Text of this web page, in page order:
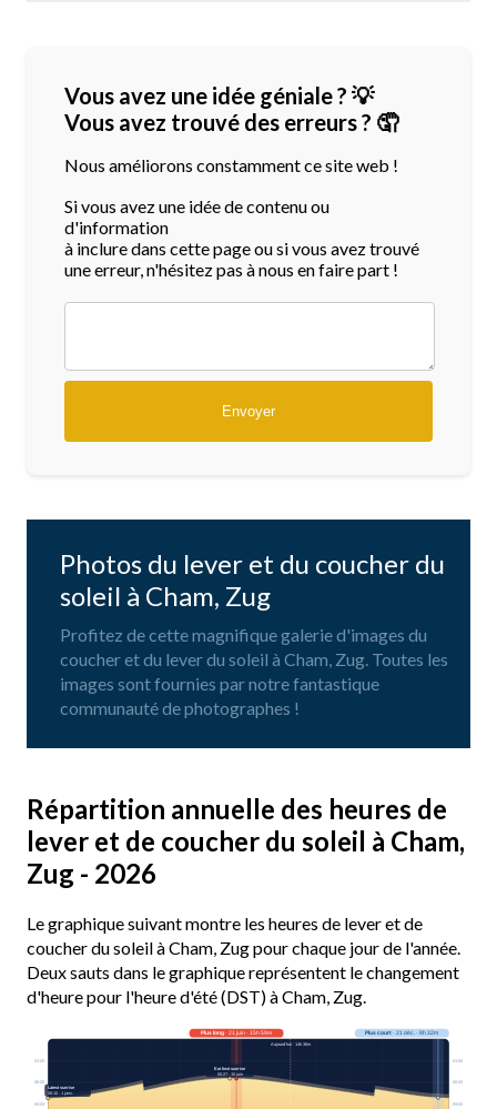
Vous avez une idée géniale ? 💡
Vous avez trouvé des erreurs ? 🤦
Nous améliorons constamment ce site web !
Si vous avez une idée de contenu ou
d'information
à inclure dans cette page ou si vous avez trouvé
une erreur, n'hésitez pas à nous en faire part !
Photos du lever et du coucher du
soleil à Cham, Zug
Profitez de cette magnifique galerie d'images du
coucher et du lever du soleil à Cham, Zug. Toutes les
images sont fournies par notre fantastique
communauté de photographes !
Répartition annuelle des heures de
lever et de coucher du soleil à Cham,
Zug - 2026
Le graphique suivant montre les heures de lever et de
coucher du soleil à Cham, Zug pour chaque jour de l'année.
Deux sauts dans le graphique représentent le changement
d'heure pour l'heure d'été (DST) à Cham, Zug.
03:00 03:00
06:00 06:00
09:00 09:00
Plus long· 21 juin · 15h 59m Plus court· 21 déc. · 8h 32m
Aujourd’hui · 14h 36m
Earliest sunrise
05:27 · 15 juin
Latest sunrise
08:10 · 1 janv.